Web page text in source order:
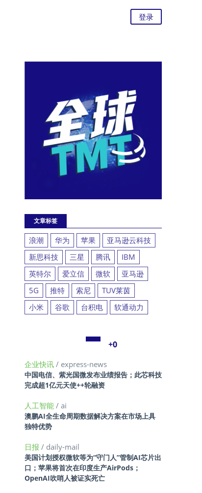
登录
文章标签
浪潮 华为 苹果
亚马逊云科技
新思科技
三星 腾讯
IBM
英特尔
爱立信 微软
亚马逊
5G
推特 索尼
TUV莱茵
小米
谷歌 台积电 软通动力
+0
企业快讯 / express-news
中国电信、紫光国微发布业绩报告；此芯科技
完成超1亿元天使++轮融资
人工智能 / ai
澳鹏AI全生命周期数据解决方案在市场上具
独特优势
日报 / daily-mail
美国计划授权微软等为“守门人”管制AI芯片出
口；苹果将首次在印度生产AirPods；
OpenAI吹哨人被证实死亡